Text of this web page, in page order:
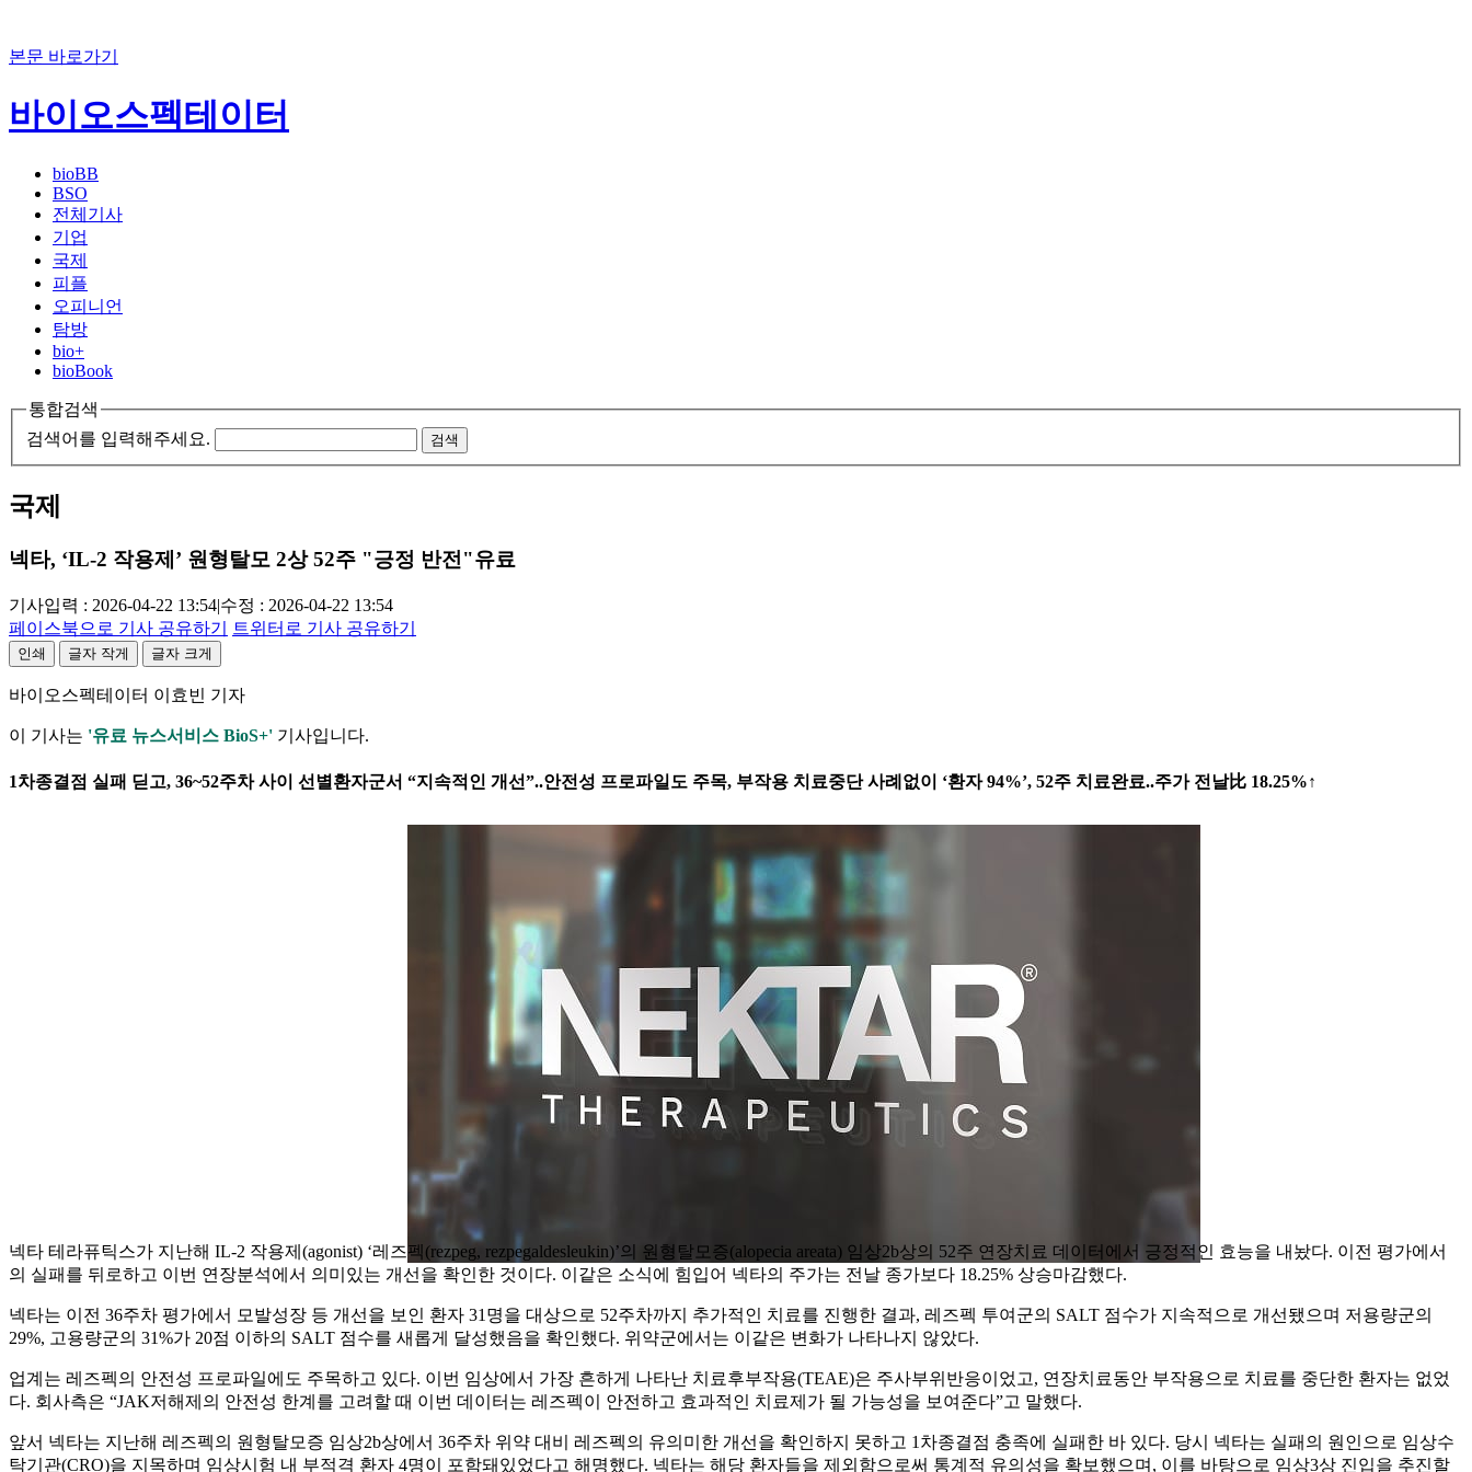
본문 바로가기
바이오스펙테이터
bioBB
BSO
전체기사
기업
국제
피플
오피니언
탐방
bio+
bioBook
통합검색
검색어를 입력해주세요.
검색
국제
넥타, ‘IL-2 작용제’ 원형탈모 2상 52주 "긍정 반전"유료
기사입력 : 2026-04-22 13:54|수정 : 2026-04-22 13:54
페이스북으로 기사 공유하기
트위터로 기사 공유하기
인쇄 글자 작게 글자 크게
바이오스펙테이터 이효빈 기자
이 기사는 '유료 뉴스서비스 BioS+' 기사입니다.
1차종결점 실패 딛고, 36~52주차 사이 선별환자군서 “지속적인 개선”..안전성 프로파일도 주목, 부작용 치료중단 사례없이 ‘환자 94%’, 52주 치료완료..주가 전날比 18.25%↑
넥타 테라퓨틱스가 지난해 IL-2 작용제(agonist) ‘레즈펙(rezpeg, rezpegaldesleukin)’의 원형탈모증(alopecia areata) 임상2b상의 52주 연장치료 데이터에서 긍정적인 효능을 내놨다. 이전 평가에서
의 실패를 뒤로하고 이번 연장분석에서 의미있는 개선을 확인한 것이다. 이같은 소식에 힘입어 넥타의 주가는 전날 종가보다 18.25% 상승마감했다.
넥타는 이전 36주차 평가에서 모발성장 등 개선을 보인 환자 31명을 대상으로 52주차까지 추가적인 치료를 진행한 결과, 레즈펙 투여군의 SALT 점수가 지속적으로 개선됐으며 저용량군의
29%, 고용량군의 31%가 20점 이하의 SALT 점수를 새롭게 달성했음을 확인했다. 위약군에서는 이같은 변화가 나타나지 않았다.
업계는 레즈펙의 안전성 프로파일에도 주목하고 있다. 이번 임상에서 가장 흔하게 나타난 치료후부작용(TEAE)은 주사부위반응이었고, 연장치료동안 부작용으로 치료를 중단한 환자는 없었
다. 회사측은 “JAK저해제의 안전성 한계를 고려할 때 이번 데이터는 레즈펙이 안전하고 효과적인 치료제가 될 가능성을 보여준다”고 말했다.
앞서 넥타는 지난해 레즈펙의 원형탈모증 임상2b상에서 36주차 위약 대비 레즈펙의 유의미한 개선을 확인하지 못하고 1차종결점 충족에 실패한 바 있다. 당시 넥타는 실패의 원인으로 임상수
탁기관(CRO)을 지목하며 임상시험 내 부적격 환자 4명이 포함돼있었다고 해명했다. 넥타는 해당 환자들을 제외함으로써 통계적 유의성을 확보했으며, 이를 바탕으로 임상3상 진입을 추진할